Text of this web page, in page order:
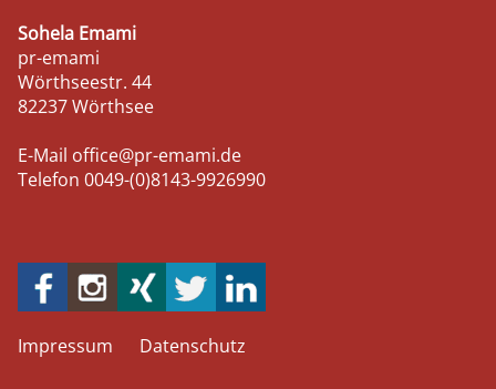
Sohela Emami
pr-emami
Wörthseestr. 44
82237 Wörthsee
E-Mail office@pr-emami.de
Telefon 0049-(0)8143-9926990
Impressum Datenschutz